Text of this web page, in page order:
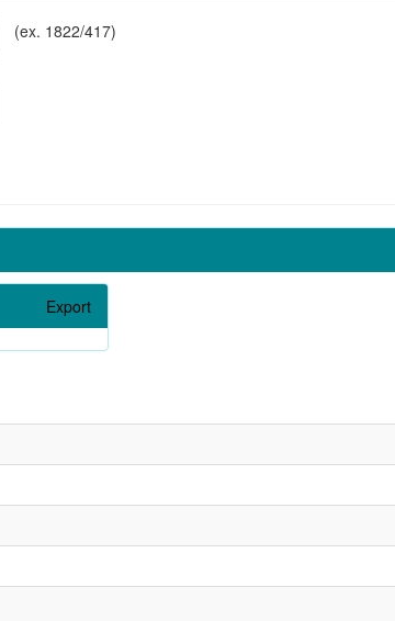
(ex. 1822/417)
Export